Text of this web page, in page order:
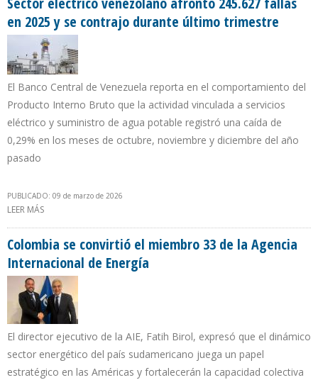
en 2025 y se contrajo durante último trimestre
El Banco Central de Venezuela reporta en el comportamiento del
Producto Interno Bruto que la actividad vinculada a servicios
eléctrico y suministro de agua potable registró una caída de
0,29% en los meses de octubre, noviembre y diciembre del año
pasado
PUBLICADO: 09 de marzo de 2026
LEER MÁS
Colombia se convirtió el miembro 33 de la Agencia
Internacional de Energía
El director ejecutivo de la AIE, Fatih Birol, expresó que el dinámico
sector energético del país sudamericano juega un papel
estratégico en las Américas y fortalecerán la capacidad colectiva